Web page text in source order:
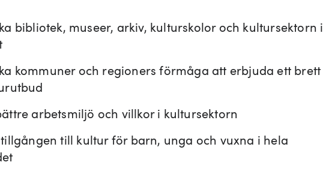
bibliotek, museer, arkiv, kulturskolor och kultursektorn i
kommuner och regioners förmåga att erbjuda ett brett
arbetsmiljö och villkor i kultursektorn
till kultur för barn, unga och vuxna i hela